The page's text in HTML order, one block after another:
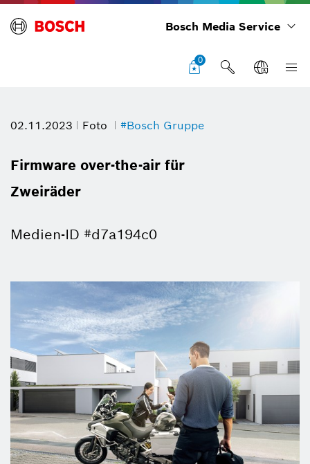
Bosch Media Service
0
02.11.2023 Foto #Bosch Gruppe
Firmware over-the-air für
Zweiräder
Medien-ID #d7a194c0